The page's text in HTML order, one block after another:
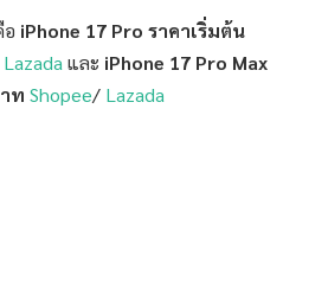
iPhone 17 Pro ราคาเริ่มต้น
Lazada และ iPhone 17 Pro Max
ท Shopee/ Lazada